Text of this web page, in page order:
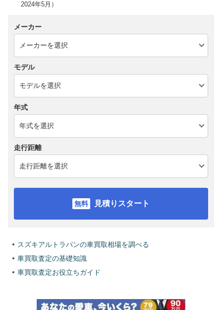
2024年5月）
メーカー
モデル
年式
走行距離
見積りスタート
スズキアルトラパンの車買取相場を調べる
車買取査定の基礎知識
車買取査定お役立ちガイド